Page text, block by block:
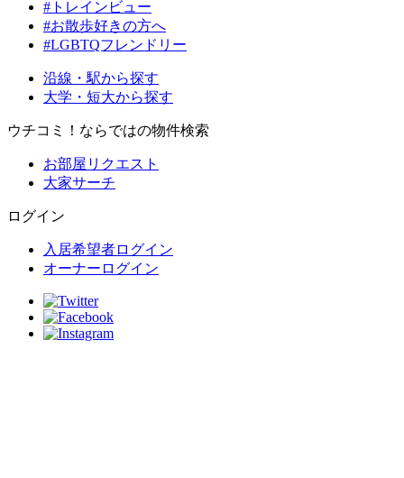
#トレインビュー
#お散歩好きの方へ
#LGBTQフレンドリー
沿線・駅から探す
大学・短大から探す
ウチコミ！ならではの物件検索
お部屋リクエスト
大家サーチ
ログイン
入居希望者ログイン
オーナーログイン